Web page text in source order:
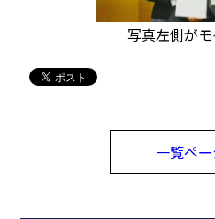
写真左側が
一覧ペ